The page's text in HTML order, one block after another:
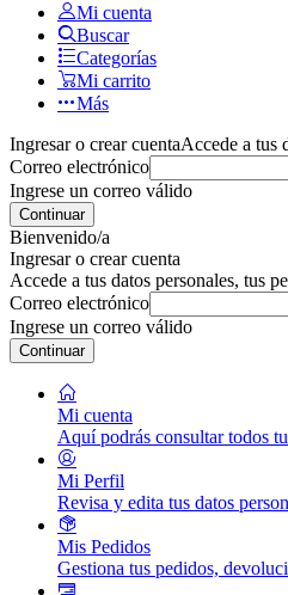
Mi cuenta
Buscar
Categorías
Mi carrito
Más
Ingresar o crear cuentaAccede a tus
Correo electrónico
Ingrese un correo válido
Continuar
Bienvenido/a
Ingresar o crear cuenta
Accede a tus datos personales, tus
Correo electrónico
Ingrese un correo válido
Continuar
Mi cuenta
Aquí podrás consultar todos
Mi Perfil
Revisa y edita tus datos
Mis Pedidos
Gestiona tus pedidos,